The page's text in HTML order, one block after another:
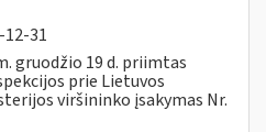
12-31
gruodžio 19 d. priimtas
prie Lietuvos
viršininko įsakymas Nr.